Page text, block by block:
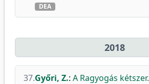
DEA
2018
37.Győri, Z.: A Ragyogás kétszer.